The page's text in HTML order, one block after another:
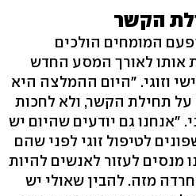
הקשר
המומחים הולכים
אותו לאורך המסע החדש
וזוגי. "היום ההמלצה היא
על תחילת הקשר, ולא לחכות
"אנחנו גם יודעים שהיום יש
לטיפול זוגי לפני שהם
מנסים לעזור לאנשים להיות
מזה. להבין שאולי יש